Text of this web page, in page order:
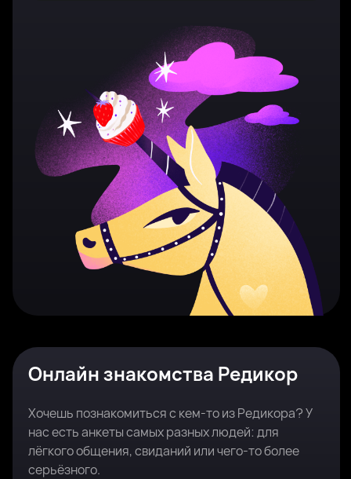
Онлайн знакомства Редикор
Хочешь познакомиться с кем-то из Редикора? У
нас есть анкеты самых разных людей: для
лёгкого общения, свиданий или чего-то более
серьёзного.